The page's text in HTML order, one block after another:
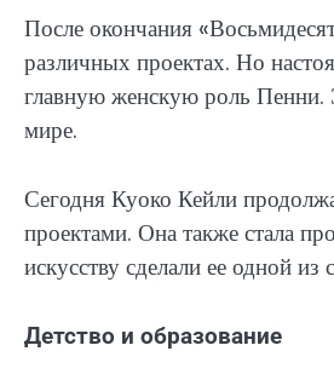
После окончания
различных проектах. Но
главную женскую роль Пенни.
мире.
Сегодня Куоко Кейли
проектами. Она также стала
искусству сделали ее одной
Детство и образование